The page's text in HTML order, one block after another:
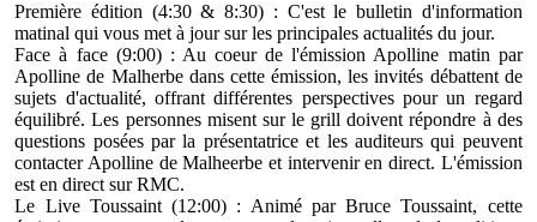
Première édition (4:30 & 8:30) : C'est le bulletin d'information
matinal qui vous met à jour sur les principales actualités du jour.
Face à face (9:00) : Au coeur de l'émission Apolline matin par
Apolline de Malherbe dans cette émission, les invités débattent de
sujets d'actualité, offrant différentes perspectives pour un regard
équilibré. Les personnes misent sur le grill doivent répondre à des
questions posées par la présentatrice et les auditeurs qui peuvent
contacter Apolline de Malheerbe et intervenir en direct. L'émission
est en direct sur RMC.
Le Live Toussaint (12:00) : Animé par Bruce Toussaint, cette